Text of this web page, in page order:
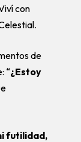
con
de
“¿Estoy
futilidad,